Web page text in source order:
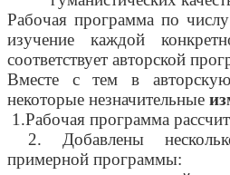
Рабочая программа по
изучение каждой
соответствует авторской
Вместе с тем в
некоторые незначительные
1.Рабочая программа
2. Добавлены
примерной программы: